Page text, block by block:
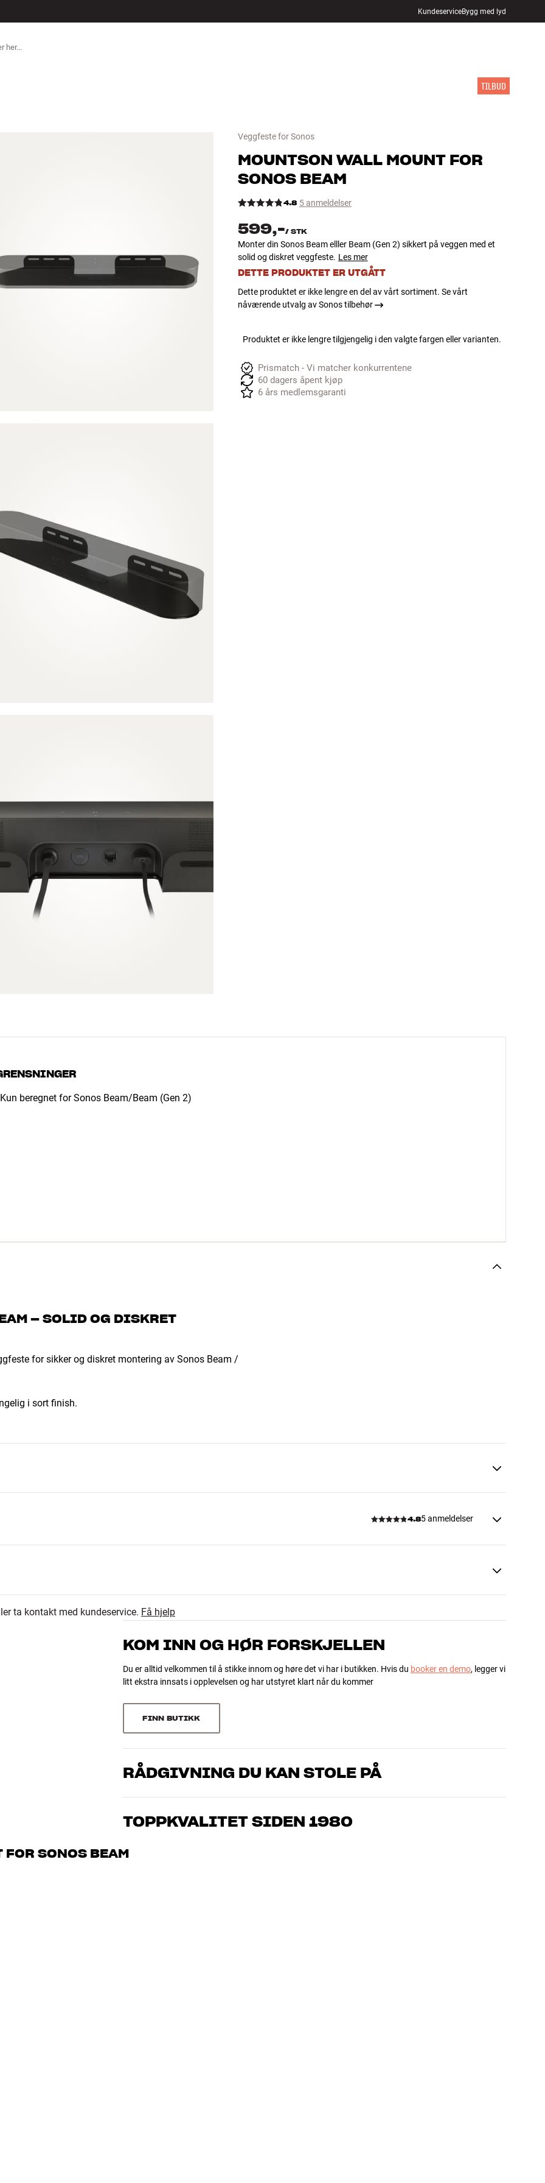
KundeserviceBygg med lyd
TILBUD
Veggfeste for Sonos
MOUNTSON WALL MOUNT FOR
SONOS BEAM
4.8 5 anmeldelser
599,-/ STK
Monter din Sonos Beam elller Beam (Gen 2) sikkert på veggen med et
solid og diskret veggfeste. Les mer
DETTE PRODUKTET ER UTGÅTT
Dette produktet er ikke lengre en del av vårt sortiment. Se vårt
nåværende utvalg av Sonos tilbehør
Produktet er ikke lengre tilgjengelig i den valgte fargen eller varianten.
Prismatch - Vi matcher konkurrentene
60 dagers åpent kjøp
6 års medlemsgaranti
Kun beregnet for Sonos Beam/Beam (Gen 2)
– SOLID OG DISKRET
for sikker og diskret montering av Sonos Beam /
i sort finish.
x dybde)
4.85 anmeldelser
4.8
ta kontakt med kundeservice. Få hjelp
KOM INN OG HØR FORSKJELLEN
Du er alltid velkommen til å stikke innom og høre det vi har i butikken. Hvis du booker en demo, legger vi
litt ekstra innsats i opplevelsen og har utstyret klart når du kommer
FINN BUTIKK
RÅDGIVNING DU KAN STOLE PÅ
Våre medarbeidere er ekte entusiaster som kjenner produktene og brenner for god lyd – enten det
og ditt budsjett best
TOPPKVALITET SIDEN 1980
vare i mange år. Det er bra for både lommeboken og miljøet.
SONOS BEAM